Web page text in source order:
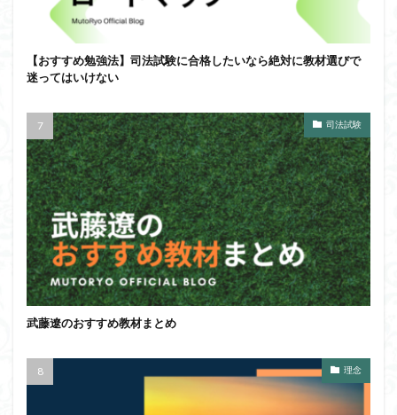
【おすすめ勉強法】司法試験に合格したいなら絶対に教材選びで
迷ってはいけない
司法試験
武藤遼のおすすめ教材まとめ
理念